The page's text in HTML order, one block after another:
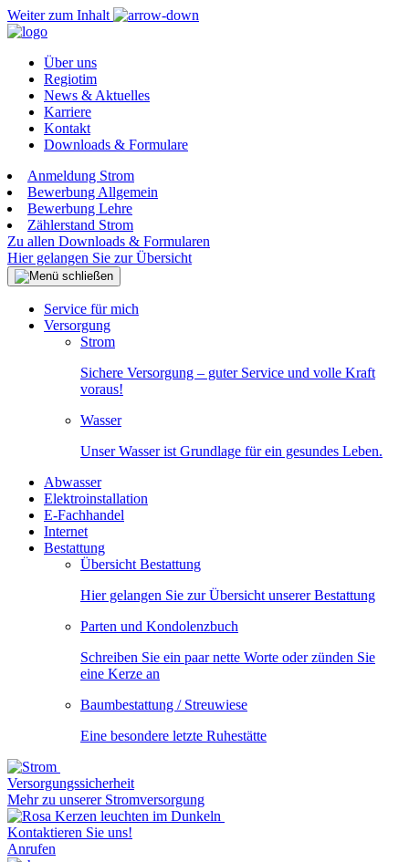
Weiter zum Inhalt
Über uns
Regiotim
News & Aktuelles
Karriere
Kontakt
Downloads & Formulare
Anmeldung Strom
Bewerbung Allgemein
Bewerbung Lehre
Zählerstand Strom
Zu allen Downloads & Formularen
Hier gelangen Sie zur Übersicht
Service für mich
Versorgung
Strom
Sichere Versorgung – guter Service und volle Kraft
voraus!
Wasser
Unser Wasser ist Grundlage für ein gesundes Leben.
Abwasser
Elektroinstallation
E-Fachhandel
Internet
Bestattung
Übersicht Bestattung
Hier gelangen Sie zur Übersicht unserer Bestattung
Parten und Kondolenzbuch
Schreiben Sie ein paar nette Worte oder zünden Sie
eine Kerze an
Baumbestattung / Streuwiese
Eine besondere letzte Ruhestätte
Versorgungssicherheit
Mehr zu unserer Stromversorgung
Kontaktieren Sie uns!
Anrufen